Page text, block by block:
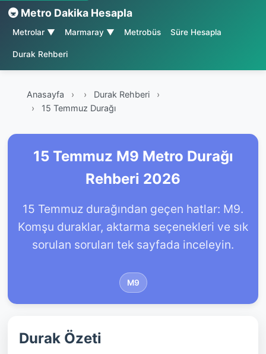
🚇 Metro Dakika Hesapla
Metrolar ▼ Marmaray ▼ Metrobüs Süre Hesapla
Durak Rehberi
Anasayfa › Durak Rehberi
›
15 Temmuz Durağı
15 Temmuz M9 Metro Durağı
Rehberi 2026
15 Temmuz durağından geçen hatlar: M9.
Komşu duraklar, aktarma seçenekleri ve sık
sorulan soruları tek sayfada inceleyin.
M9
Durak Özeti